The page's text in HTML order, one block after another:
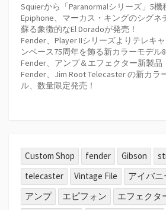
Squierから「Paranormalシリーズ」5機
Epiphone、マーカス・キングのシグネ
蘇る象徴的なEl Doradoが発売！
Fender、Player IIシリーズよりテレキ
ンベース75周年を飾る新カラーモデル
Fender、アンプ＆エフェクター新製品
Fender、Jim Root Telecaster の新カラ
ル、数量限定発売！
Custom Shop fender Gibson
telecaster
Vintage File アイバニ
アンプ
エピフォン エフェクタ